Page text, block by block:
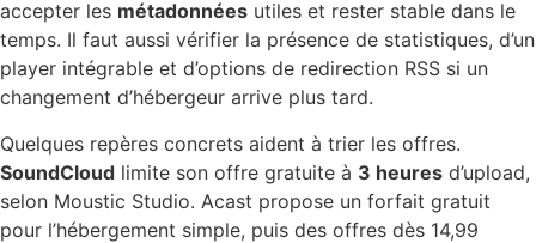
accepter les métadonnées utiles et rester stable dans le
temps. Il faut aussi vérifier la présence de statistiques, d’un
player intégrable et d’options de redirection RSS si un
changement d’hébergeur arrive plus tard.
Quelques repères concrets aident à trier les offres.
SoundCloud limite son offre gratuite à 3 heures d’upload,
selon Moustic Studio. Acast propose un forfait gratuit
pour l’hébergement simple, puis des offres dès 14,99